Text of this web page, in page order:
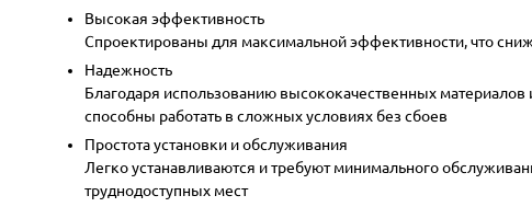
Высокая эффективность
Спроектированы для максимальной эффективности, что
Надежность
Благодаря использованию высококачественных
способны работать в сложных условиях без сбоев
Простота установки и обслуживания
Легко устанавливаются и требуют минимального
труднодоступных мест